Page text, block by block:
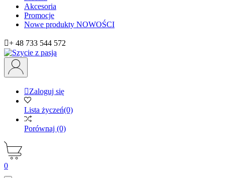
Akcesoria
Promocje
Nowe produkty NOWOŚCI
+ 48 733 544 572
Zaloguj się
Lista życzeń(0)
Porównaj (0)
0